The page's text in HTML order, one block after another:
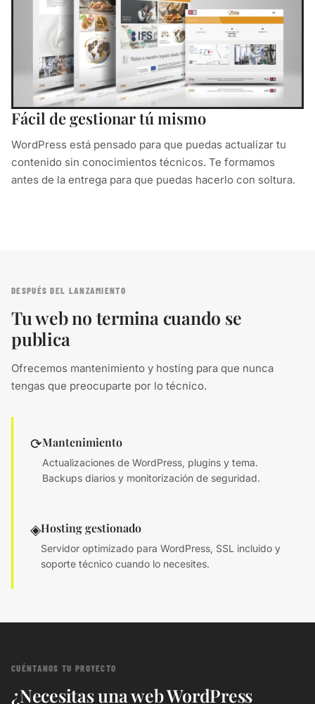
Fácil de gestionar tú mismo
WordPress está pensado para que puedas actualizar tu
contenido sin conocimientos técnicos. Te formamos
antes de la entrega para que puedas hacerlo con soltura.
DESPUÉS DEL LANZAMIENTO
Tu web no termina cuando se
publica
Ofrecemos mantenimiento y hosting para que nunca
tengas que preocuparte por lo técnico.
⟳Mantenimiento
Actualizaciones de WordPress, plugins y tema.
Backups diarios y monitorización de seguridad.
◈Hosting gestionado
Servidor optimizado para WordPress, SSL incluido y
soporte técnico cuando lo necesites.
CUÉNTANOS TU PROYECTO
¿Necesitas una web WordPress